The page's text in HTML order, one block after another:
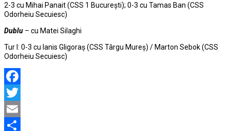
2-3 cu Mihai Panait (CSS 1 București); 0-3 cu Tamas Ban (CSS
Odorheiu Secuiesc)
Dublu – cu Matei Silaghi
Tur I: 0-3 cu Ianis Gligoraș (CSS Târgu Mureș) / Marton Sebok (CSS
Odorheiu Secuiesc)
Facebook
Twitter
Email